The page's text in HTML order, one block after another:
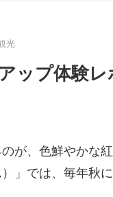
光
ップ体験
が、色鮮やかな
」では、毎年秋